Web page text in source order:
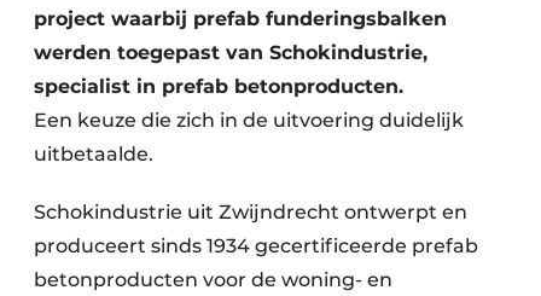
project waarbij prefab funderingsbalken
werden toegepast van Schokindustrie,
specialist in prefab betonproducten.
Een keuze die zich in de uitvoering duidelijk
uitbetaalde.
Schokindustrie uit Zwijndrecht ontwerpt en
produceert sinds 1934 gecertificeerde prefab
betonproducten voor de woning- en